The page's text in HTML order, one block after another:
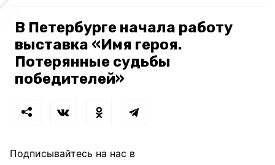
В Петербурге начала работу
выставка «Имя героя.
Потерянные судьбы
победителей»
Подписывайтесь на нас в